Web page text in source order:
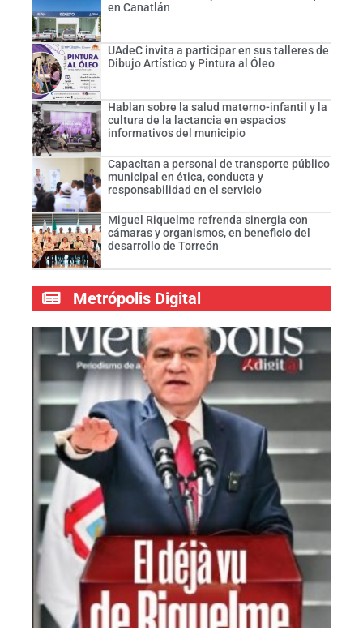
en Canatlán
UAdeC invita a participar en sus talleres de
Dibujo Artístico y Pintura al Óleo
Hablan sobre la salud materno-infantil y la
cultura de la lactancia en espacios
informativos del municipio
Capacitan a personal de transporte público
municipal en ética, conducta y
responsabilidad en el servicio
Miguel Riquelme refrenda sinergia con
cámaras y organismos, en beneficio del
desarrollo de Torreón
Metrópolis Digital